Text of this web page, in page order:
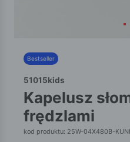
Bestseller
51015kids
kapelusz słomkowy z
frędzlami
kod produktu: 25W-04X480B-KUNI